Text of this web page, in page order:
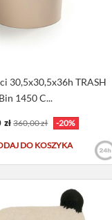
30,5x30,5x36h TRASH
Bin 1450 C...
360,00 zł -20%
DO KOSZYKA